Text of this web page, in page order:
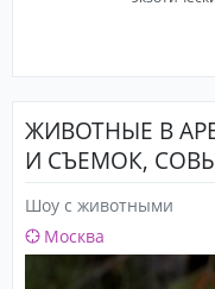
ЖИВОТНЫЕ В
И СЪЕМОК,
Шоу с животными
Москва